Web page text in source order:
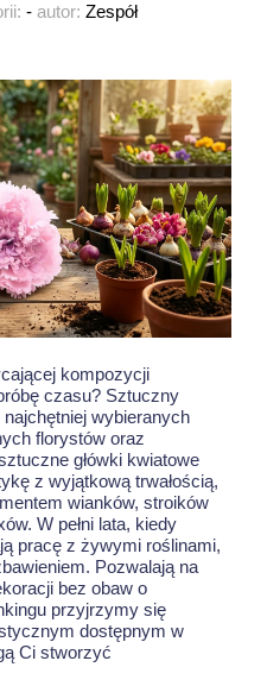
- autor: Zespół
kompozycji
czasu? Sztuczny
wybieranych
florystów oraz
główki kwiatowe
z wyjątkową trwałością,
wianków, stroików
W pełni lata, kiedy
pracę z żywymi roślinami,
Pozwalają na
bez obaw o
przyjrzymy się
dostępnym w
Ci stworzyć